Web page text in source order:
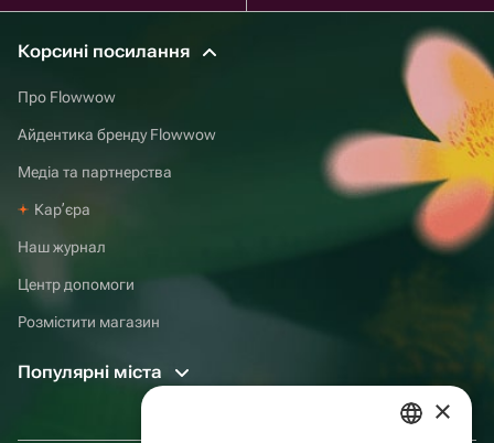
Корсині посилання
Про Flowwow
Айдентика бренду Flowwow
Медіа та партнерства
Карʼєра
Наш журнал
Центр допомоги
Розмістити магазин
Популярні міста
×